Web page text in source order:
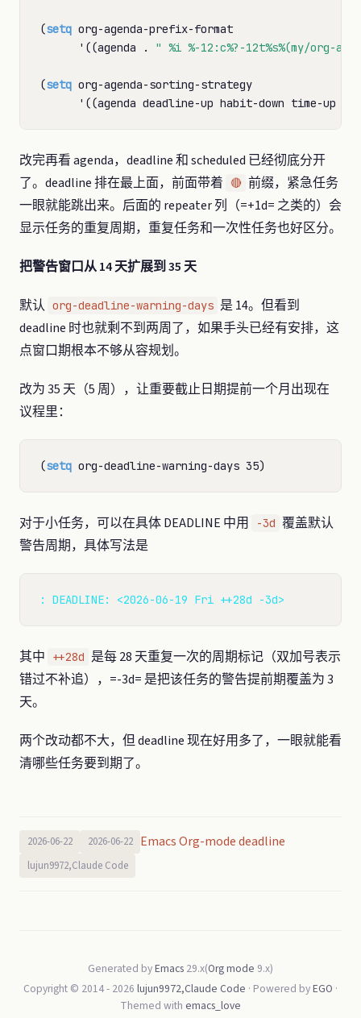
(setq org-agenda-prefix-format
      '((agenda .
" %i %-12:c%?-12t%s%(my/org-
(setq org-agenda-sorting-strategy
改完再看 agenda，deadline 和 scheduled 已经彻底分开
了。deadline 排在最上面，前面带着
🔴 前缀，紧急任务
一眼就能跳出来。后面的 repeater 列（=+1d= 之类的）会
显示任务的重复周期，重复任务和一次性任务也好区分。
把警告窗口从 14 天扩展到 35 天
默认 org-deadline-warning-days 是 14。但看到
deadline 时也就剩不到两周了，如果手头已经有安排，这
点窗口期根本不够从容规划。
改为 35 天（5 周），让重要截止日期提前一个月出现在
议程里：
(setq
对于小任务，可以在具体 DEADLINE 中用 -3d 覆盖默认
警告周期，具体写法是
: DEADLINE: <2026-06-19 Fri ++28d -3d>
其中 ++28d 是每 28 天重复一次的周期标记（双加号表示
错过不补追），=-3d= 是把该任务的警告提前期覆盖为 3
天。
两个改动都不大，但 deadline 现在好用多了，一眼就能看
清哪些任务要到期了。
2026-06-22 2026-06-22 Emacs Org-mode deadline
lujun9972,Claude Code
Generated byEmacs 29.x(Org mode 9.x)
Copyright © 2014 - 2026 lujun9972,Claude Code · Powered byEGO ·
Themed with emacs_love